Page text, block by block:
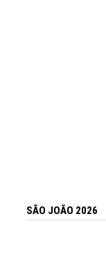
SÃO JOÃO 2026